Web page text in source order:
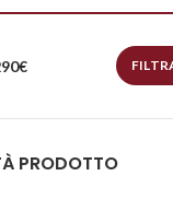
PRODOTTO